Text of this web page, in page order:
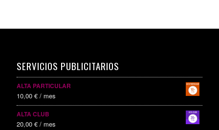
SERVICIOS PUBLICITARIOS
ALTA PARTICULAR
10,00 € / mes
ALTA CLUB
20,00 € / mes